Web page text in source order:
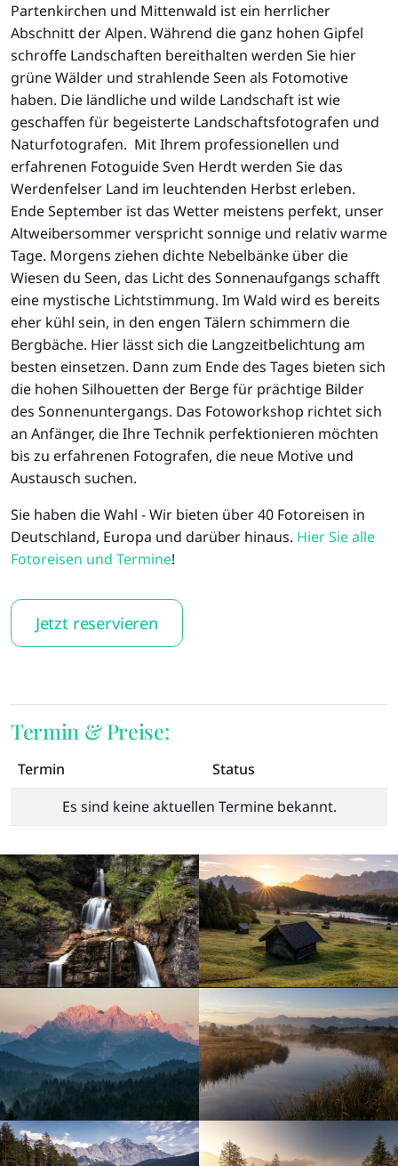
Partenkirchen und Mittenwald ist ein herrlicher
Abschnitt der Alpen. Während die ganz hohen Gipfel
schroffe Landschaften bereithalten werden Sie hier
grüne Wälder und strahlende Seen als Fotomotive
haben. Die ländliche und wilde Landschaft ist wie
geschaffen für begeisterte Landschaftsfotografen und
Naturfotografen. Mit Ihrem professionellen und
erfahrenen Fotoguide Sven Herdt werden Sie das
Werdenfelser Land im leuchtenden Herbst erleben.
Ende September ist das Wetter meistens perfekt, unser
Altweibersommer verspricht sonnige und relativ warme
Tage. Morgens ziehen dichte Nebelbänke über die
Wiesen du Seen, das Licht des Sonnenaufgangs schafft
eine mystische Lichtstimmung. Im Wald wird es bereits
eher kühl sein, in den engen Tälern schimmern die
Bergbäche. Hier lässt sich die Langzeitbelichtung am
besten einsetzen. Dann zum Ende des Tages bieten sich
die hohen Silhouetten der Berge für prächtige Bilder
des Sonnenuntergangs. Das Fotoworkshop richtet sich
an Anfänger, die Ihre Technik perfektionieren möchten
bis zu erfahrenen Fotografen, die neue Motive und
Austausch suchen.
Sie haben die Wahl - Wir bieten über 40 Fotoreisen in
Deutschland, Europa und darüber hinaus. Hier Sie alle
Fotoreisen und Termine!
Jetzt reservieren
Termin & Preise:
Termin
Status
Es sind keine aktuellen Termine bekannt.